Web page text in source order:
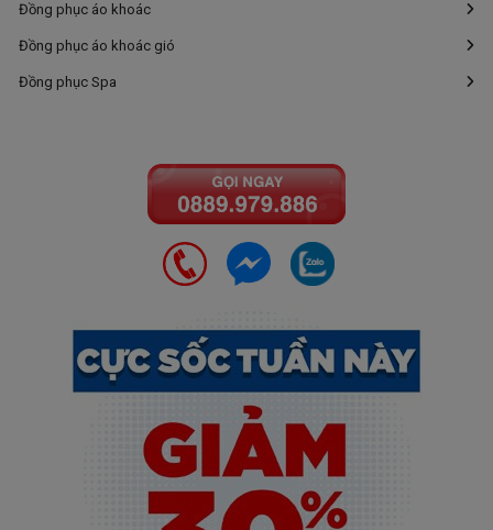
Đồng phục áo khoác
Đồng phục áo khoác gió
Đồng phục Spa